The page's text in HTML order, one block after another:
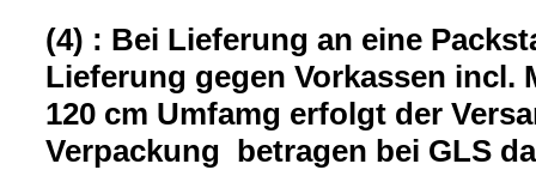
(4) : Bei Lieferung an eine
Lieferung gegen Vorkassen incl.
120 cm Umfamg erfolgt der
Verpackung betragen bei GLS